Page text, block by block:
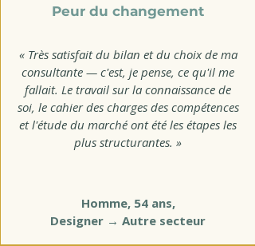
Peur du changement
« Très satisfait du bilan et du choix de ma
consultante — c'est, je pense, ce qu'il me
fallait. Le travail sur la connaissance de
soi, le cahier des charges des compétences
et l'étude du marché ont été les étapes les
plus structurantes. »
Homme, 54 ans,
Designer → Autre secteur